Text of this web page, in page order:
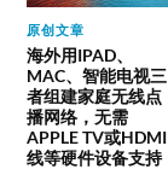
原创文章
海外用IPAD、
MAC、智能电视三
者组建家庭无线点
播网络，无需
APPLE TV或HDMI
线等硬件设备支持